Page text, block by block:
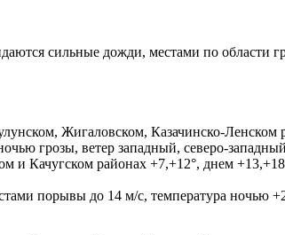
сильные дожди, местами по области
Жигаловском, Казачинско-Ленском
грозы, ветер западный, северо-
Качугском районах +7,+12°, днем
порывы до 14 м/с, температура ночью